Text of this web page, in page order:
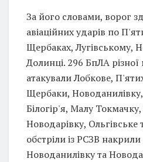
За його словами, ворог
авіаційних ударів по
Щербаках, Лугівському,
Долинці. 296 БпЛА різної
атакували Лобкове,
Щербаки,
Білогір'я, Малу
Новодарівку, Ольгівське
обстріли із РСЗВ
Новоданилівку та